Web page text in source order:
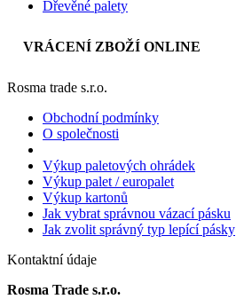
Dřevěné palety
VRÁCENÍ ZBOŽÍ ONLINE
Rosma trade s.r.o.
Obchodní podmínky
O společnosti
Výkup paletových ohrádek
Výkup palet / europalet
Výkup kartonů
Jak vybrat správnou vázací pásku
Jak zvolit správný typ lepící pásky
Kontaktní údaje
Rosma Trade s.r.o.